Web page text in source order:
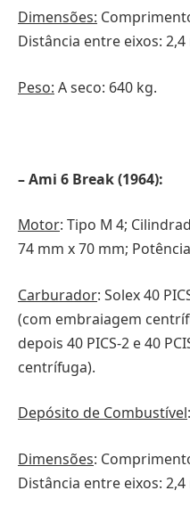
Dimensões:
Distância entre eixos: 2,4
Peso: A seco: 640 kg.
– Ami 6 Break (1964):
Motor: Tipo M 4;
74 mm x 70 mm;
Carburador: Solex 40
(com embraiagem
depois 40 PICS-2 e 40
centrífuga).
Depósito de Combustível
Dimensões:
Distância entre eixos: 2,4